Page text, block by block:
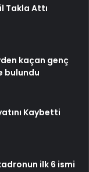
Takla Attı
kaçan genç
bulundu
Kaybetti
ilk 6 ismi